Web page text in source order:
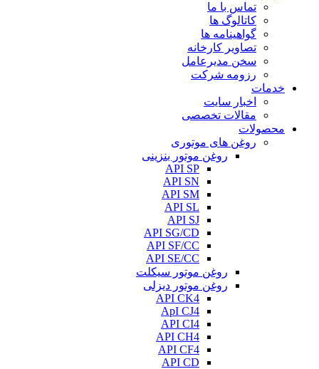
تماس با ما
کاتالوگ ها
گواهینامه ها
تصاویر کارخانه
سخن مدیرعامل
رزومه شرکت
خدمات
اخبار سایت
مقالات تخصصی
محصولات
روغن های موتوری
روغن موتور بنزینی
API SP
API SN
API SM
API SL
API SJ
API SG/CD
API SF/CC
API SE/CC
روغن موتور سیکلت
روغن موتور دیزلی
API CK4
ApI CJ4
API CI4
API CH4
API CF4
API CD